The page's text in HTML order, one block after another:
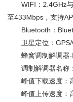
WIFI：2.4GHz与
至433Mbps，支持
Bluetooth：
卫星定位：GPS/
蜂窝调制解调器-
调制解调器名称：
峰值下载速度：
峰值上传速度：